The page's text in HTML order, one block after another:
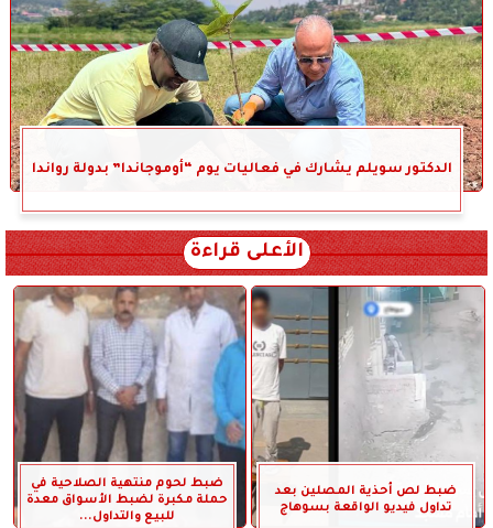
الدكتور سويلم يشارك في فعاليات يوم “أوموجاندا” بدولة رواندا
الأعلى قراءة
ضبط لص أحذية المصلين بعد
تداول فيديو الواقعة بسوهاج
ضبط لحوم منتهية الصلاحية في
حملة مكبرة لضبط الأسواق معدة
للبيع والتداول...